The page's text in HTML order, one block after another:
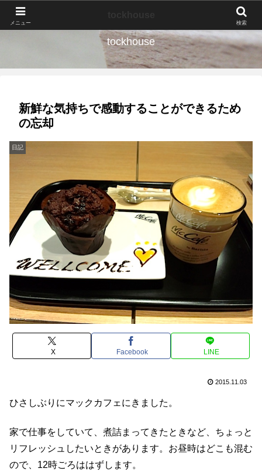
tockhouse
新鮮な気持ちで感動することができるため
の忘却
日記
X Facebook LINE
2015.11.03
ひさしぶりにマックカフェにきました。
家で仕事をしていて、煮詰まってきたときなど、ちょっと
リフレッシュしたいときがあります。お昼時はどこも混む
ので、12時ごろははずします。
メニュー 検索